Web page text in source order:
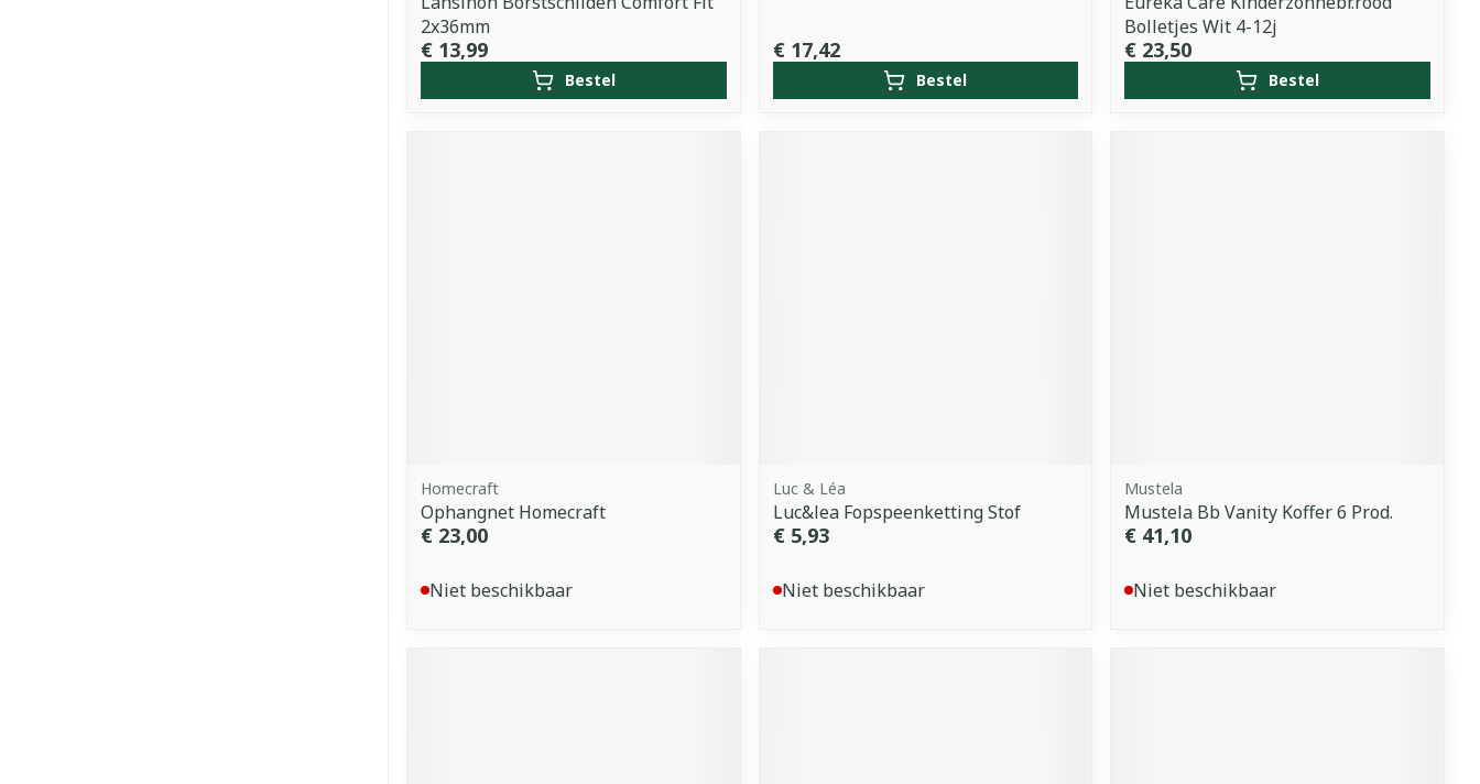
2x36mm
€ 13,99
Bestel
€ 17,42
Bestel
Bolletjes Wit 4-12j
€ 23,50
Bestel
Homecraft
Ophangnet Homecraft
€ 23,00
Niet beschikbaar
Luc & Léa
Luc&lea Fopspeenketting Stof
€ 5,93
Niet beschikbaar
Mustela
Mustela Bb Vanity Koffer 6 Prod.
€ 41,10
Niet beschikbaar